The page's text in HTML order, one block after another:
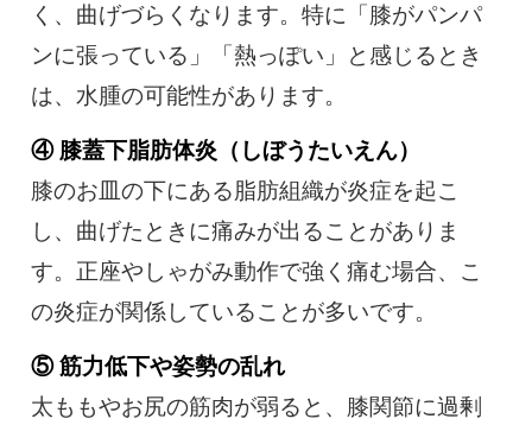
く、曲げづらくなります。特に「膝がパンパ
ンに張っている」「熱っぽい」と感じるとき
は、水腫の可能性があります。
④ 膝蓋下脂肪体炎（しぼうたいえん）
膝のお皿の下にある脂肪組織が炎症を起こ
し、曲げたときに痛みが出ることがありま
す。正座やしゃがみ動作で強く痛む場合、こ
の炎症が関係していることが多いです。
⑤ 筋力低下や姿勢の乱れ
太ももやお尻の筋肉が弱ると、膝関節に過剰